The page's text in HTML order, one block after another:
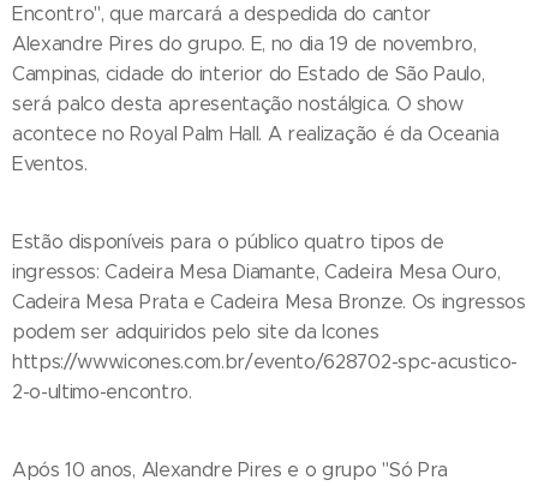
Encontro", que marcará a despedida do cantor
Alexandre Pires do grupo. E, no dia 19 de novembro,
Campinas, cidade do interior do Estado de São Paulo,
será palco desta apresentação nostálgica. O show
acontece no Royal Palm Hall. A realização é da Oceania
Eventos.
Estão disponíveis para o público quatro tipos de
ingressos: Cadeira Mesa Diamante, Cadeira Mesa Ouro,
Cadeira Mesa Prata e Cadeira Mesa Bronze. Os ingressos
podem ser adquiridos pelo site da Icones
https://www.icones.com.br/evento/628702-spc-acustico-
2-o-ultimo-encontro.
Após 10 anos, Alexandre Pires e o grupo "Só Pra